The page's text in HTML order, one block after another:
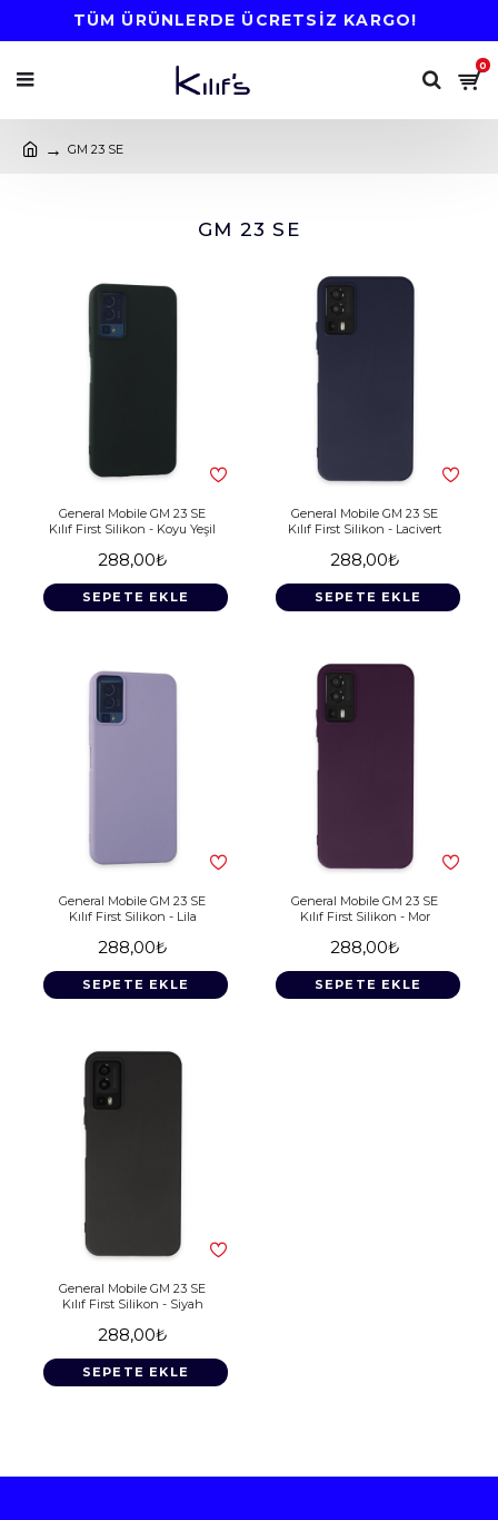
TÜM ÜRÜNLERDE ÜCRETSİZ KARGO!
0
GM 23 SE
GM 23 SE
General Mobile GM 23 SE
Kılıf First Silikon - Koyu Yeşil
288,00₺
SEPETE EKLE
General Mobile GM 23 SE
Kılıf First Silikon - Lacivert
288,00₺
SEPETE EKLE
General Mobile GM 23 SE
Kılıf First Silikon - Lila
288,00₺
SEPETE EKLE
General Mobile GM 23 SE
Kılıf First Silikon - Mor
288,00₺
SEPETE EKLE
General Mobile GM 23 SE
Kılıf First Silikon - Siyah
288,00₺
SEPETE EKLE